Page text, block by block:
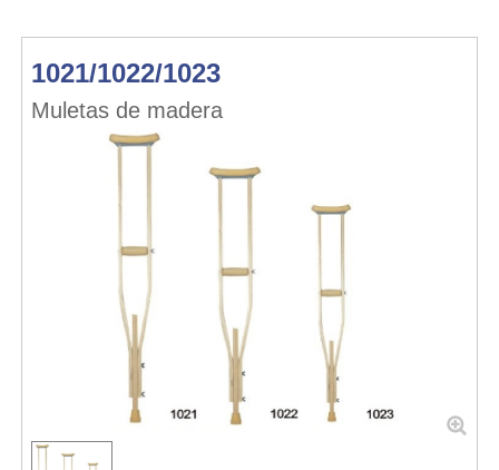
1021/1022/1023
Muletas de madera